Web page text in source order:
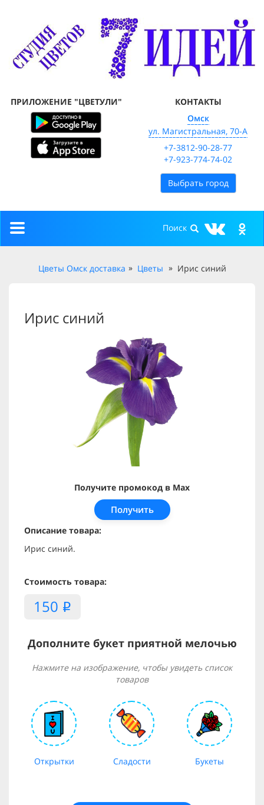
ПРИЛОЖЕНИЕ "ЦВЕТУЛИ"
КОНТАКТЫ
Омск
ул. Магистральная, 70-А
+7-3812-90-28-77
+7-923-774-74-02
Выбрать город
Toggle
Цветы Омск доставка Цветы Ирис синий
Ирис синий
Получите промокод в Max
Получить
Описание товара:
Ирис синий.
Стоимость товара:
150 i
Дополните букет приятной мелочью
Нажмите на изображение, чтобы увидеть список
товаров
Открытки Сладости Букеты